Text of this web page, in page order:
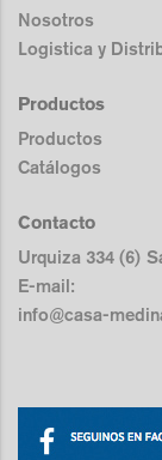
Nosotros
Logistica y
Productos
Productos
Catálogos
Contacto
Urquiza 334 (6)
E-mail:
info@casa-